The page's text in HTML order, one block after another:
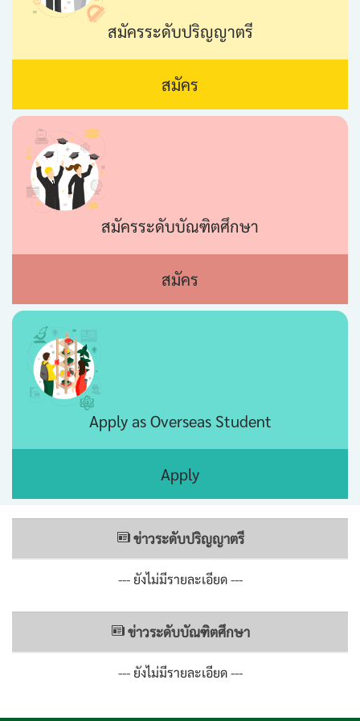
สมัครระดับปริญญาตรี
สมัคร
สมัครระดับบัณฑิตศึกษา
สมัคร
Apply as Overseas Student
Apply
ข่าวระดับปริญญาตรี
--- ยังไม่มีรายละเอียด ---
ข่าวระดับบัณฑิตศึกษา
--- ยังไม่มีรายละเอียด ---